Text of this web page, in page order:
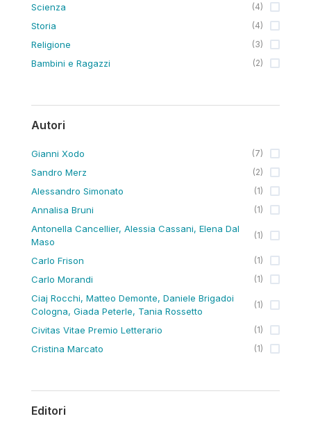
Scienza (4)
Storia (4)
Religione (3)
Bambini e Ragazzi (2)
Autori
Gianni Xodo (7)
Sandro Merz (2)
Alessandro Simonato (1)
Annalisa Bruni (1)
Antonella Cancellier, Alessia Cassani, Elena Dal
Maso
(1)
Carlo Frison (1)
Carlo Morandi (1)
Ciaj Rocchi, Matteo Demonte, Daniele Brigadoi
Cologna, Giada Peterle, Tania Rossetto
(1)
Civitas Vitae Premio Letterario (1)
Cristina Marcato (1)
Editori